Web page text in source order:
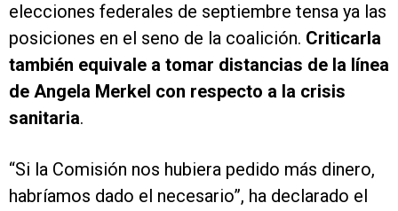
elecciones federales de septiembre tensa ya las
posiciones en el seno de la coalición. Criticarla
también equivale a tomar distancias de la línea
de Angela Merkel con respecto a la crisis
sanitaria.
“Si la Comisión nos hubiera pedido más dinero,
habríamos dado el necesario”, ha declarado el